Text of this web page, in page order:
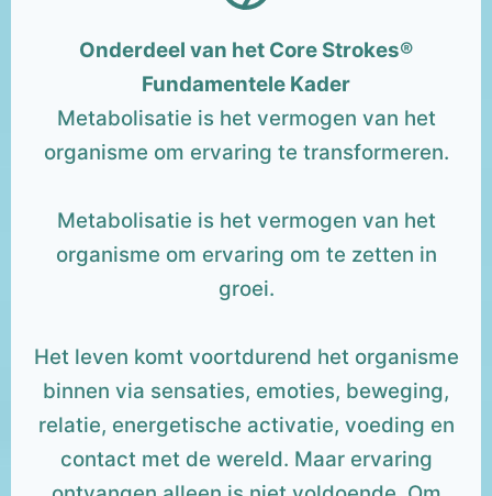
Onderdeel van het Core Strokes®
Fundamentele Kader
Metabolisatie is het vermogen van het
organisme om ervaring te transformeren.
Metabolisatie is het vermogen van het
organisme om ervaring om te zetten in
groei.
Het leven komt voortdurend het organisme
binnen via sensaties, emoties, beweging,
relatie, energetische activatie, voeding en
contact met de wereld. Maar ervaring